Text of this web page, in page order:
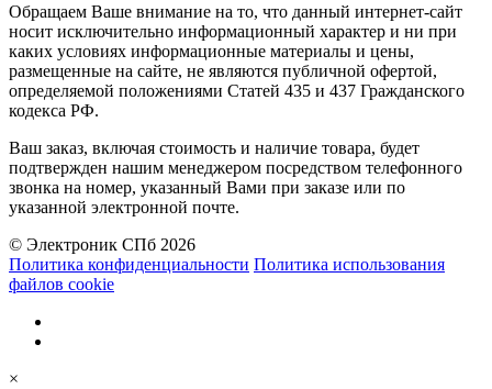
Обращаем Ваше внимание на то, что данный интернет-сайт
носит исключительно информационный характер и ни при
каких условиях информационные материалы и цены,
размещенные на сайте, не являются публичной офертой,
определяемой положениями Статей 435 и 437 Гражданского
кодекса РФ.
Ваш заказ, включая стоимость и наличие товара, будет
подтвержден нашим менеджером посредством телефонного
звонка на номер, указанный Вами при заказе или по
указанной электронной почте.
© Электроник СПб 2026
Политика конфиденциальности Политика использования
файлов cookie
×